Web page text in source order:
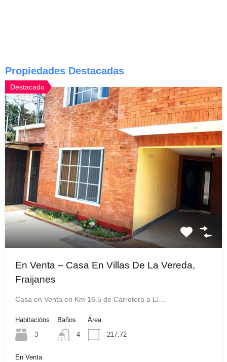
Propiedades Destacadas
Destacado
En Venta – Casa En Villas De La Vereda,
Fraijanes
Casa en Venta en Km 16.5 de Carretera a El…
Habitacións
3
Baños
4
Área
217.72
En Venta